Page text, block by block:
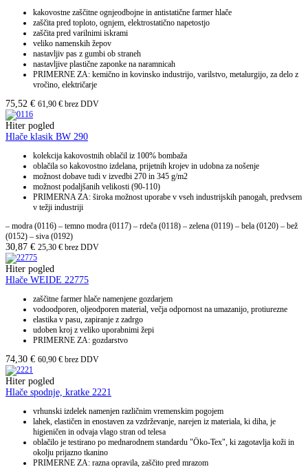
kakovostne zaščitne ognjeodbojne in antistatične farmer hlače
zaščita pred toploto, ognjem, elektrostatično napetostjo
zaščita pred varilnimi iskrami
veliko namenskih žepov
nastavljiv pas z gumbi ob straneh
nastavljive plastične zaponke na naramnicah
PRIMERNE ZA: kemično in kovinsko industrijo, varilstvo, metalurgijo, za delo z
vročino, električarje
75,52 € 61,90 € brez DDV
Hiter pogled
Hlače klasik BW 290
kolekcija kakovostnih oblačil iz 100% bombaža
oblačila so kakovostno izdelana, prijetnih krojev in udobna za nošenje
možnost dobave tudi v izvedbi 270 in 345 g/m2
možnost podaljšanih velikosti (90-110)
PRIMERNA ZA: široka možnost uporabe v vseh industrijskih panogah, predvsem
v težji industriji
– modra (0116) – temno modra (0117) – rdeča (0118) – zelena (0119) – bela (0120) – bež
(0152) – siva (0192)
30,87 € 25,30 € brez DDV
Hiter pogled
Hlače WEIDE 22775
zaščitne farmer hlače namenjene gozdarjem
vodoodporen, oljeodporen material, večja odpornost na umazanijo, protiurezne
elastika v pasu, zapiranje z zadrgo
udoben kroj z veliko uporabnimi žepi
PRIMERNE ZA: gozdarstvo
74,30 € 60,90 € brez DDV
Hiter pogled
Hlače spodnje, kratke 2221
vrhunski izdelek namenjen različnim vremenskim pogojem
lahek, elastičen in enostaven za vzdrževanje, narejen iz materiala, ki diha, je
higieničen in odvaja vlago stran od telesa
oblačilo je testirano po mednarodnem standardu "Öko-Tex", ki zagotavlja koži in
okolju prijazno tkanino
PRIMERNE ZA: razna opravila, zaščito pred mrazom